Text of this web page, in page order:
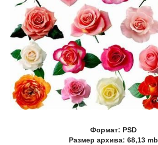
Формат: PSD
Размер архива: 68,13 mb